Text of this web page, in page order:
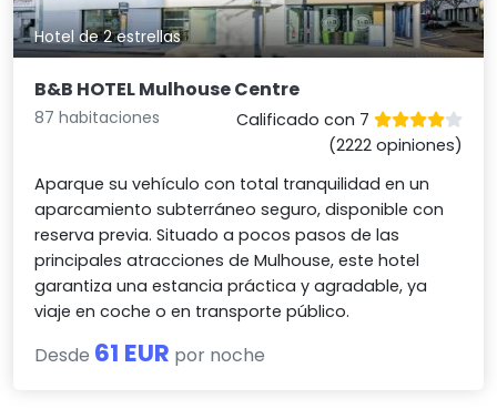
Hotel de 2 estrellas
B&B HOTEL Mulhouse Centre
87 habitaciones
Calificado con 7
(2222 opiniones)
Aparque su vehículo con total tranquilidad en un
aparcamiento subterráneo seguro, disponible con
reserva previa. Situado a pocos pasos de las
principales atracciones de Mulhouse, este hotel
garantiza una estancia práctica y agradable, ya
viaje en coche o en transporte público.
Desde 61 EUR por noche